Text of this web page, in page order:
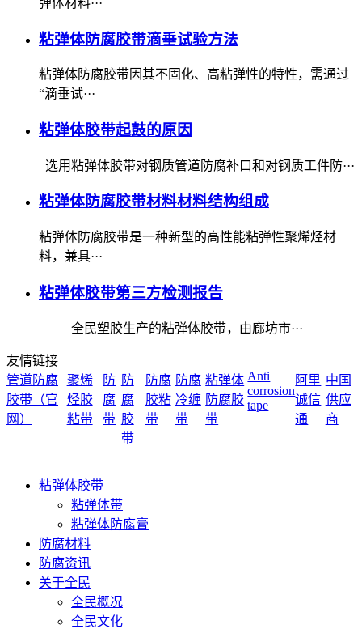
粘弹体防腐胶带滴垂试验方法
粘弹体防腐胶带因其不固化、高粘弹性的特性，需通过
“滴垂试···
粘弹体胶带起鼓的原因
选用粘弹体胶带对钢质管道防腐补口和对钢质工件防···
粘弹体防腐胶带材料材料结构组成
粘弹体防腐胶带是一种新型的高性能粘弹性聚烯烃材
料，兼具···
粘弹体胶带第三方检测报告
全民塑胶生产的粘弹体胶带，由廊坊市···
友情链接
管道防腐
胶带（官
网）
聚烯
烃胶
粘带
防
腐
带
防
腐
胶
带
防腐
胶粘
带
防腐
冷缠
带
粘弹体
防腐胶
带
Anti
corrosion
tape
阿里
诚信
通
中国
供应
商
粘弹体胶带
粘弹体带
粘弹体防腐膏
防腐材料
防腐资讯
关于全民
全民概况
全民文化